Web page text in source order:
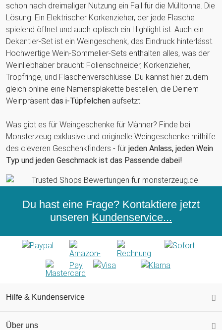
schon nach dreimaliger Nutzung ein Fall für die Mülltonne. Die
Lösung: Ein Elektrischer Korkenzieher, der jede Flasche
spielend öffnet und auch optisch ein Highlight ist. Auch ein
Dekantier-Set ist ein Weingeschenk, das Eindruck hinterlässt.
Hochwertige Wein-Sommelier-Sets enthalten alles, was der
Weinliebhaber braucht: Folienschneider, Korkenzieher,
Tropfringe, und Flaschenverschlüsse. Du kannst hier zudem
gleich online eine Namensplakette bestellen, die Deinem
Weinpräsent das i-Tüpfelchen aufsetzt.
Was gibt es für Weingeschenke für Männer? Finde bei
Monsterzeug exklusive und originelle Weingeschenke mithilfe
des cleveren Geschenkfinders - für jeden Anlass, jeden Wein
Typ und jeden Geschmack ist das Passende dabei!
Du hast eine Frage? Kontaktiere jetzt
unseren Kundenservice...
Hilfe & Kundenservice
Über uns